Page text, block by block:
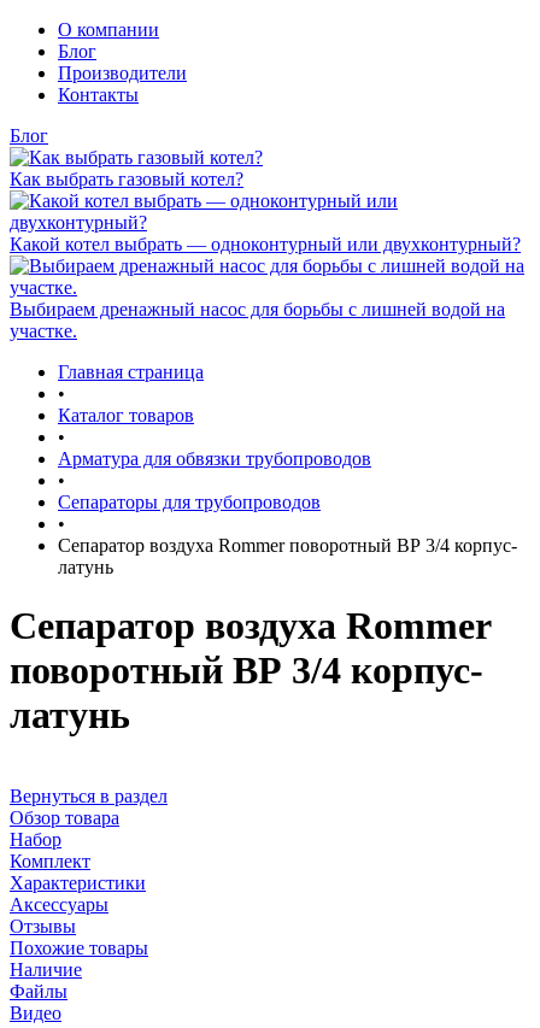
О компании
Блог
Производители
Контакты
Блог
Как выбрать газовый котел?
Какой котел выбрать — одноконтурный или двухконтурный?
Выбираем дренажный насос для борьбы с лишней водой на
участке.
Главная страница
•
Каталог товаров
•
Арматура для обвязки трубопроводов
•
Сепараторы для трубопроводов
•
Сепаратор воздуха Rommer поворотный ВР 3/4 корпус-
латунь
Сепаратор воздуха Rommer
поворотный ВР 3/4 корпус-
латунь
Вернуться в раздел
Обзор товара
Набор
Комплект
Характеристики
Аксессуары
Отзывы
Похожие товары
Наличие
Файлы
Видео